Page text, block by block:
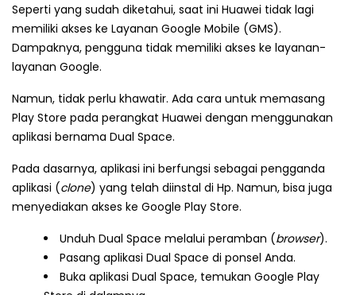
Seperti yang sudah diketahui, saat ini Huawei tidak lagi
memiliki akses ke Layanan Google Mobile (GMS).
Dampaknya, pengguna tidak memiliki akses ke layanan-
layanan Google.
Namun, tidak perlu khawatir. Ada cara untuk memasang
Play Store pada perangkat Huawei dengan menggunakan
aplikasi bernama Dual Space.
Pada dasarnya, aplikasi ini berfungsi sebagai pengganda
aplikasi (clone) yang telah diinstal di Hp. Namun, bisa juga
menyediakan akses ke Google Play Store.
Unduh Dual Space melalui peramban (browser).
Pasang aplikasi Dual Space di ponsel Anda.
Buka aplikasi Dual Space, temukan Google Play